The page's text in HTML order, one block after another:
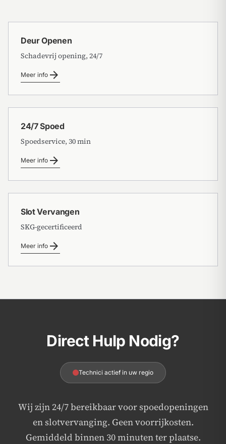
Deur Openen
Schadevrij opening, 24/7
Meer info arrow_forward
24/7 Spoed
Spoedservice, 30 min
Meer info arrow_forward
Slot Vervangen
SKG-gecertificeerd
Meer info arrow_forward
Direct Hulp Nodig?
Technici actief in uw regio
Wij zijn 24/7 bereikbaar voor spoedopeningen
en slotvervanging. Geen voorrijkosten.
Gemiddeld binnen 30 minuten ter plaatse.